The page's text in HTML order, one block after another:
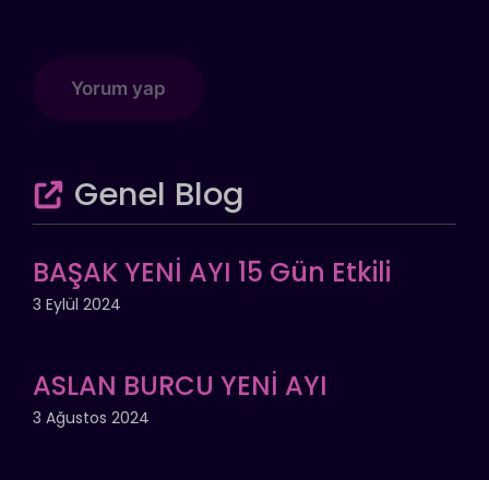
Genel Blog
BAŞAK YENİ AYI 15 Gün Etkili
3 Eylül 2024
ASLAN BURCU YENİ AYI
3 Ağustos 2024